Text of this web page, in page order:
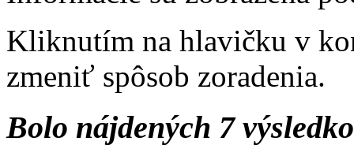
Kliknutím na hlavičku v
zmeniť spôsob zoradenia.
Bolo nájdených 7